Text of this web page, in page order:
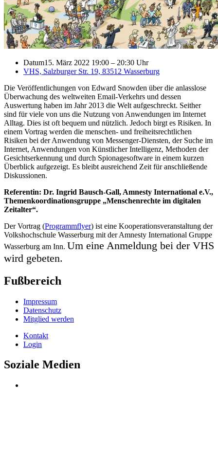
Datum15. März 2022 19:00 – 20:30 Uhr
VHS, Salzburger Str. 19, 83512 Wasserburg
Die Veröffentlichungen von Edward Snowden über die anlasslose
Überwachung des weltweiten Email-Verkehrs und dessen
Auswertung haben im Jahr 2013 die Welt aufgeschreckt. Seither
sind für viele von uns die Nutzung von Anwendungen im Internet
Alltag. Dies ist oft bequem und nützlich. Jedoch birgt es Risiken. In
einem Vortrag werden die menschen- und freiheitsrechtlichen
Risiken bei der Anwendung von Messenger-Diensten, der Suche im
Internet, Anwendungen von Künstlicher Intelligenz, Methoden der
Gesichtserkennung und durch Spionagesoftware in einem kurzen
Überblick aufgezeigt. Es bleibt ausreichend Zeit für anschließende
Diskussionen.
Referentin: Dr. Ingrid Bausch-Gall, Amnesty International e.V.,
Themenkoordinationsgruppe „Menschenrechte im digitalen
Zeitalter“.
Der Vortrag (Programmflyer) ist eine Kooperationsveranstaltung der
Volkshochschule Wasserburg mit der Amnesty International Gruppe
Wasserburg am Inn. Um eine Anmeldung bei der VHS
wird gebeten.
Fußbereich
Impressum
Datenschutz
Mitglied werden
Kontakt
Login
Soziale Medien